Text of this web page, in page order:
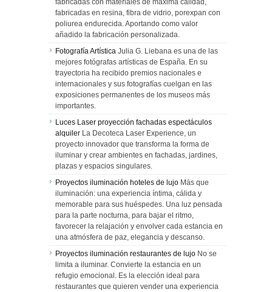
fabricadas con materiales de máxima calidad,
fabricadas en resina, fibra de vidrio, porexpan con
poliurea endurecida. Aportando como valor
añadido la fabricación personalizada.
Fotografía Artística Julia G. Liebana es una de las
mejores fotógrafas artísticas de España. En su
trayectoria ha recibido premios nacionales e
internacionales y sus fotografías cuelgan en las
exposiciones permanentes de los museos más
importantes.
Luces Laser proyección fachadas espectáculos
alquiler La Decoteca Laser Experience, un
proyecto innovador que transforma la forma de
iluminar y crear ambientes en fachadas, jardines,
plazas y espacios singulares.
Proyectos iluminación hoteles de lujo Más que
iluminación: una experiencia íntima, cálida y
memorable para sus huéspedes. Una luz pensada
para la parte nocturna, para bajar el ritmo,
favorecer la relajación y envolver cada estancia en
una atmósfera de paz, elegancia y descanso.
Proyectos iluminación restaurantes de lujo No se
limita a iluminar. Convierte la estancia en un
refugio emocional. Es la elección ideal para
restaurantes que quieren vender una experiencia